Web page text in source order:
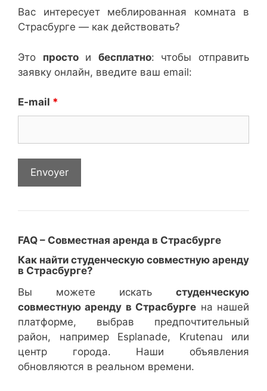
Вас интересует меблированная комната в
Страсбурге — как действовать?
Это простои бесплатно: чтобы отправить
заявку онлайн, введите ваш email:
E-mail *
FAQ – Совместная аренда в Страсбурге
Как найти студенческую совместную аренду
в Страсбурге?
Вы можете искать студенческую
совместную аренду в Страсбурге на нашей
платформе, выбрав предпочтительный
район, например Esplanade, Krutenau или
центр города. Наши объявления
обновляются в реальном времени.